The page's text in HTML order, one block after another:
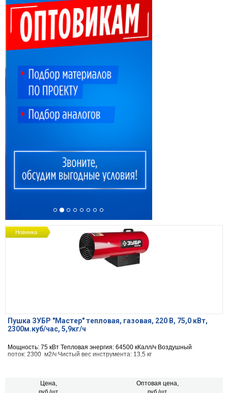
Новинка
Пушка ЗУБР "Мастер" тепловая, газовая, 220 В, 75,0 кВт,
2300м.куб/час, 5,9кг/ч
Мощность: 75 кВт Тепловая энергия: 64500 кКалл/ч Воздушный
поток: 2300 м2/ч Чистый вес инструмента: 13,5 кг
Цена,
руб./шт.
Оптовая цена,
руб./шт.